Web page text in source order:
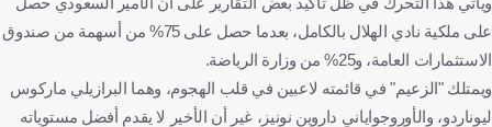
على ملكية نادي الهلال بالكامل، بعدما حصل على 75% من أسهمة من صندوق
الاستثمارات العامة، و25% من وزارة الرياضة.
ويمتلك "الزعيم" في قائمته لاعبين في قلب الهجوم، وهما البرازيلي ماركوس
ليوناردو، والأوروجواياني داروين نونيز، غير أن الأخير لا يقدم أفضل مستوياته